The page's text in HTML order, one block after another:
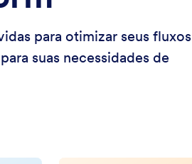
para otimizar seus fluxos
suas necessidades de